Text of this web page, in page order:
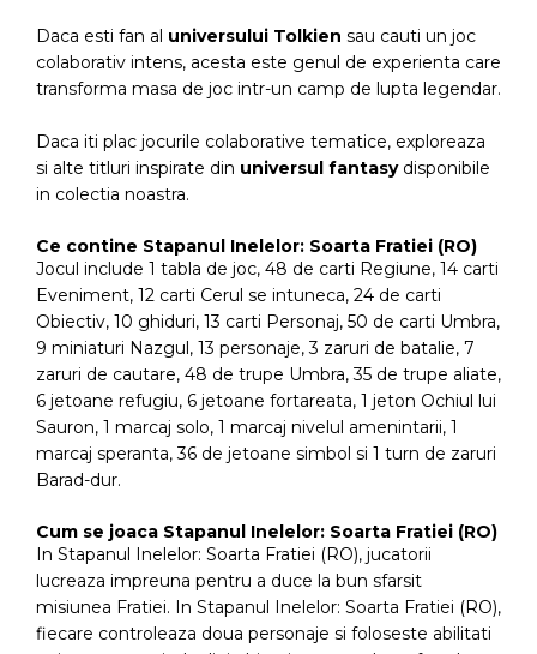
Daca esti fan al universului Tolkien sau cauti un joc
colaborativ intens, acesta este genul de experienta care
transforma masa de joc intr-un camp de lupta legendar.
Daca iti plac jocurile colaborative tematice, exploreaza
si alte titluri inspirate din universul fantasydisponibile
in colectia noastra.
Ce contine Stapanul Inelelor: Soarta Fratiei (RO)
Jocul include 1 tabla de joc, 48 de carti Regiune, 14 carti
Eveniment, 12 carti Cerul se intuneca, 24 de carti
Obiectiv, 10 ghiduri, 13 carti Personaj, 50 de carti Umbra,
9 miniaturi Nazgul, 13 personaje, 3 zaruri de batalie, 7
zaruri de cautare, 48 de trupe Umbra, 35 de trupe aliate,
6 jetoane refugiu, 6 jetoane fortareata, 1 jeton Ochiul lui
Sauron, 1 marcaj solo, 1 marcaj nivelul amenintarii, 1
marcaj speranta, 36 de jetoane simbol si 1 turn de zaruri
Barad-dur.
Cum se joaca Stapanul Inelelor: Soarta Fratiei (RO)
In Stapanul Inelelor: Soarta Fratiei (RO), jucatorii
lucreaza impreuna pentru a duce la bun sfarsit
misiunea Fratiei. In Stapanul Inelelor: Soarta Fratiei (RO),
fiecare controleaza doua personaje si foloseste abilitati